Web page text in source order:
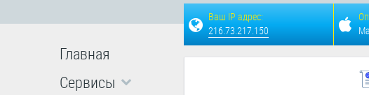
Главная
Сервисы
Ваш IP адрес:
216.73.217.150